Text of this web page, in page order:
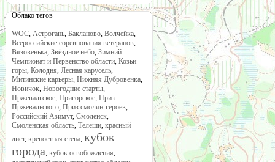
Облако тегов
WOC, Астрогань, Бакланово, Волчейка,
Всероссийские соревнования ветеранов,
Вязовенька, Звёздное небо, Зимний
Чемпионат и Первенство области, Козьи
горы, Колодня, Лесная карусель,
Митинские карьеры, Нижняя Дубровенка,
Новичок, Новогодние старты,
Пржевальское, Пригорское, Приз
Пржевальского, Приз смолян-героев,
Российский Азимут, Смоленск,
Смоленская область, Телеши, красный
лист, крепостная стена, кубок
города, кубок освобождения,